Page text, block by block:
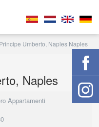
Umberto, Naples Naples
Naples
Appartamenti